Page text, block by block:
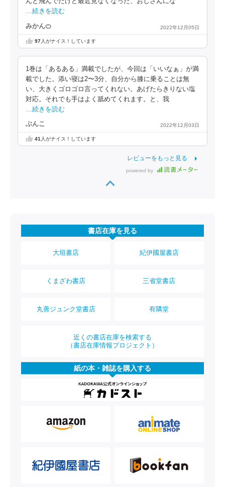
…続きを読む
みかん🍊 2022年12月05日
97人がナイス！しています
1巻は「あるある」満載でしたが、今回は「いいなぁ」が満
載でした。添い寝は2〜3分、自分から膝に乗ることは無
い、大きくゴロゴロ言ってくれない。あげたらきりない塩
対応。それでも手はよく舐めてくれます。と、我
…続きを読む
ぶんこ 2022年12月03日
41人がナイス！しています
レビューをもっと見る
powered by
書店在庫を見る
大垣書店 紀伊國屋書店
くまざわ書店 三省堂書店
丸善ジュンク堂書店 有隣堂
近くの書店在庫を検索する
（書店在庫情報プロジェクト）
紙の本・雑誌を購入する